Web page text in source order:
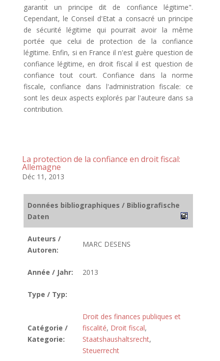
garantit un principe dit de confiance légitime".
Cependant, le Conseil d'Etat a consacré un principe
de sécurité légitime qui pourrait avoir la même
portée que celui de protection de la confiance
légitime. Enfin, si en France il n'est guère question de
confiance légitime, en droit fiscal il est question de
confiance tout court. Confiance dans la norme
fiscale, confiance dans l'administration fiscale: ce
sont les deux aspects explorés par l'auteure dans sa
contribution.
La protection de la confiance en droit fiscal:
Allemagne
Déc 11, 2013
Données bibliographiques / Bibliografische
Daten
Auteurs /
Autoren:
MARC DESENS
Année / Jahr: 2013
Type / Typ:
Catégorie /
Kategorie:
Droit des finances publiques et
fiscalité, Droit fiscal,
Staatshaushaltsrecht,
Steuerrecht